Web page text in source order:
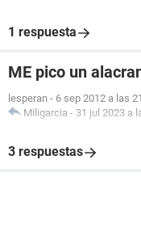
1 respuesta
ME pico un
lesperan - 6 sep 2012 a las
Miligarcia - 31 jul 2023 a
3 respuestas